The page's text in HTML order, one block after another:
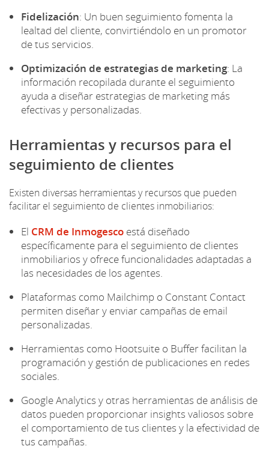
Fidelización: Un buen seguimiento fomenta la
lealtad del cliente, convirtiéndolo en un promotor
de tus servicios.
Optimización de estrategias de marketing: La
información recopilada durante el seguimiento
ayuda a diseñar estrategias de marketing más
efectivas y personalizadas.
Herramientas y recursos para el
seguimiento de clientes
Existen diversas herramientas y recursos que pueden
facilitar el seguimiento de clientes inmobiliarios:
El CRM de Inmogesco está diseñado
específicamente para el seguimiento de clientes
inmobiliarios y ofrece funcionalidades adaptadas a
las necesidades de los agentes.
Plataformas como Mailchimp o Constant Contact
permiten diseñar y enviar campañas de email
personalizadas.
Herramientas como Hootsuite o Buffer facilitan la
programación y gestión de publicaciones en redes
sociales.
Google Analytics y otras herramientas de análisis de
datos pueden proporcionar insights valiosos sobre
el comportamiento de tus clientes y la efectividad de
tus campañas.